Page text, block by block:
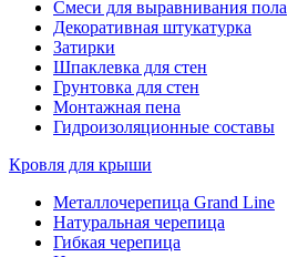
Смеси для выравнивания пола
Декоративная штукатурка
Затирки
Шпаклевка для стен
Грунтовка для стен
Монтажная пена
Гидроизоляционные составы
Кровля для крыши
Металлочерепица Grand Line
Натуральная черепица
Гибкая черепица